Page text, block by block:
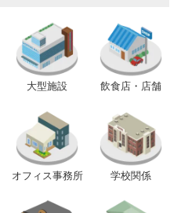
大型施設 飲食店・店舗
オフィス事務所 学校関係